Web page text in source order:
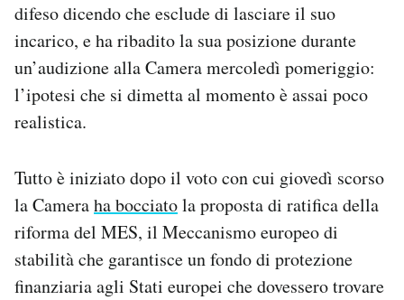
difeso dicendo che esclude di lasciare il suo
incarico, e ha ribadito la sua posizione durante
un’audizione alla Camera mercoledì pomeriggio:
l’ipotesi che si dimetta al momento è assai poco
realistica.
Tutto è iniziato dopo il voto con cui giovedì scorso
la Cameraha bocciatola proposta di ratifica della
riforma del MES, il Meccanismo europeo di
stabilità che garantisce un fondo di protezione
finanziaria agli Stati europei che dovessero trovare